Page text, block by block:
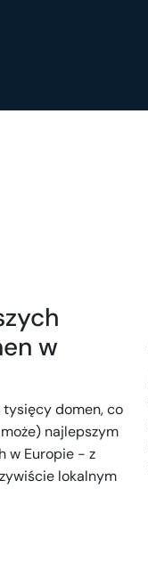
w
domen, co
najlepszym
w Europie - z
lokalnym